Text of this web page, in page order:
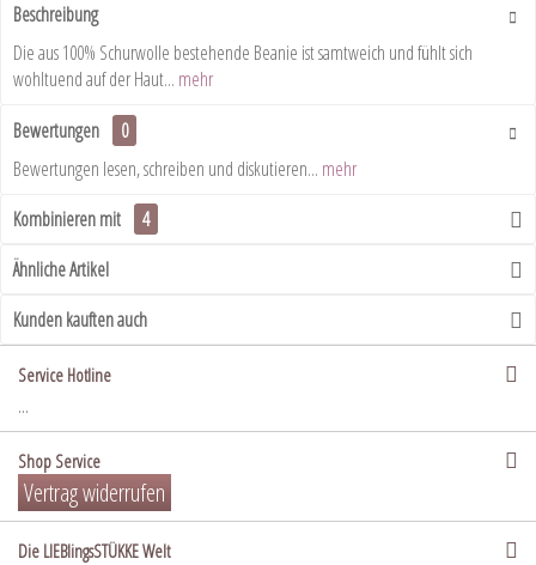
Beschreibung
Die aus 100% Schurwolle bestehende Beanie ist samtweich und fühlt sich
wohltuend auf der Haut... mehr
Bewertungen
0
Bewertungen lesen, schreiben und diskutieren... mehr
Kombinieren mit
4
Ähnliche Artikel
Kunden kauften auch
Service Hotline
...
Shop Service
Vertrag widerrufen
Die LIEBlingsSTÜKKE Welt